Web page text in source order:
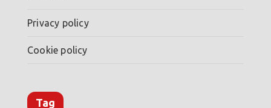
Privacy policy
Cookie policy
Tag